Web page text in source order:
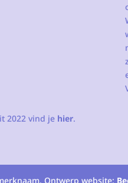
2022 vind je hier.
Ontwerp website: